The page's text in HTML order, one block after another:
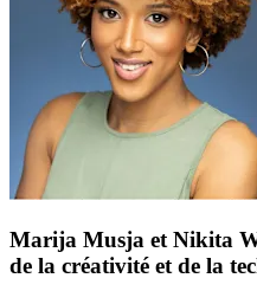
Marija Musja et Nikita
de la créativité et de la